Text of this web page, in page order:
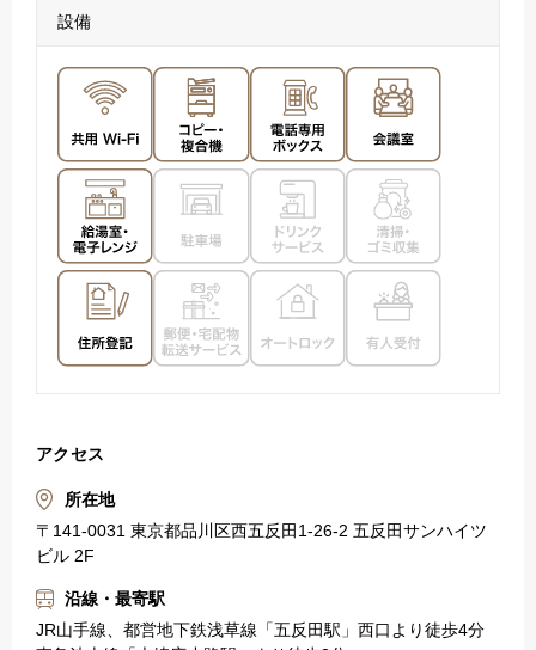
設備
アクセス
所在地
〒141-0031 東京都品川区西五反田1-26-2 五反田サンハイツ
ビル 2F
沿線・最寄駅
JR山手線、都営地下鉄浅草線「五反田駅」西口より徒歩4分